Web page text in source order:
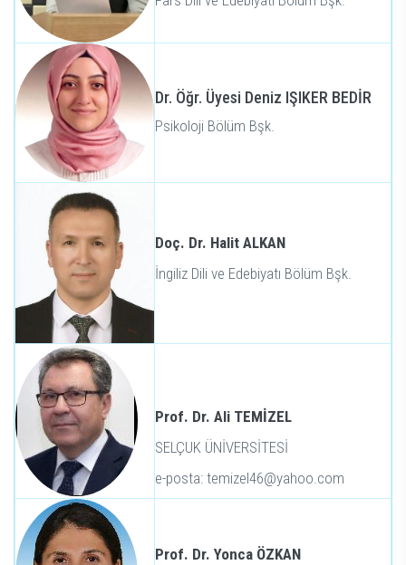
Dr. Öğr. Üyesi Deniz IŞIKER BEDİR
Psikoloji Bölüm Bşk.
Doç. Dr. Halit ALKAN
İngiliz Dili ve Edebiyatı Bölüm Bşk.
Prof. Dr. Ali TEMİZEL
SELÇUK ÜNİVERSİTESİ
e-posta: temizel46@yahoo.com
Prof. Dr. Yonca ÖZKAN